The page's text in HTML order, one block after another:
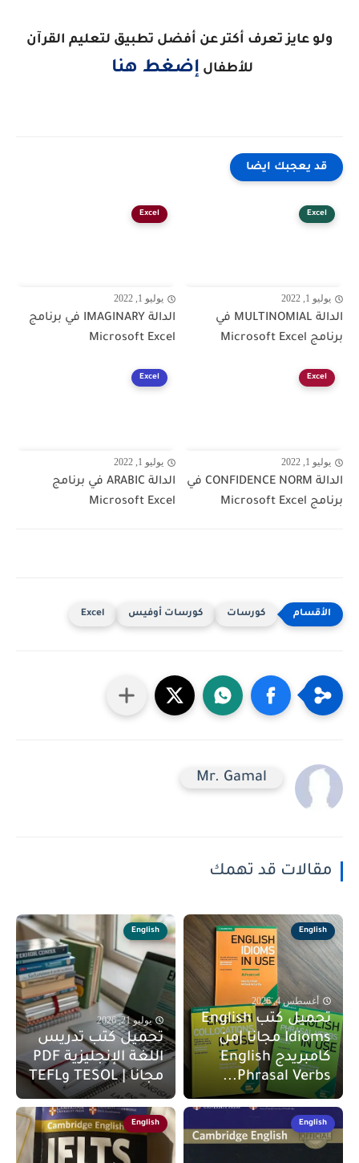
ولو عايز تعرف أكتر عن أفضل تطبيق لتعليم القرآن
للأطفال إضغط هنا
قد يعجبك ايضا
Excel
يوليو 1, 2022
الدالة MULTINOMIAL في
برنامج Microsoft Excel
Excel
يوليو 1, 2022
الدالة IMAGINARY في برنامج
Microsoft Excel
Excel
يوليو 1, 2022
الدالة CONFIDENCE NORM في
برنامج Microsoft Excel
Excel
يوليو 1, 2022
الدالة ARABIC في برنامج
Microsoft Excel
كورسات كورسات أوفيس Excel
Mr. Gamal
مقالات قد تهمك
English
أغسطس 4, 2026
تحميل كتب English
Idioms مجانا |من
كامبريدج English
Phrasal Verbs...
English
يوليو 21, 2026
تحميل كتب تدريس
اللغة الإنجليزية PDF
مجانا | TESOL وTEFL
English
English